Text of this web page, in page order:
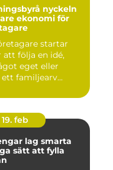
nyckeln
ekonomi för
startar
att följa en idé,
eget eller
familjearv...
19. feb
lag smarta
sätt att fylla